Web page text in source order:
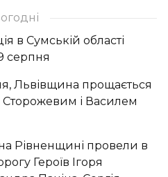
в Сумській області
серпня
Львівщина прощається
Сторожевим і Василем
Рівненщині провели в
Героїв Ігоря